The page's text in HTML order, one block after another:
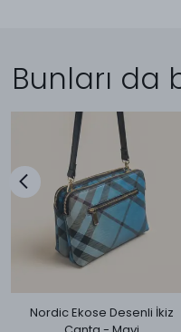
Bunları da
Nordic Ekose Desenli İkiz